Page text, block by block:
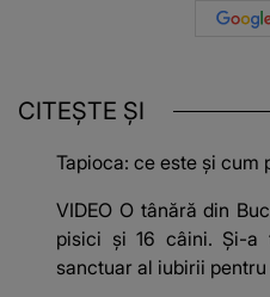
CITEȘTE ȘI
Tapioca: ce este și
VIDEO O tânără din
pisici și 16 câini. Și-a
sanctuar al iubirii